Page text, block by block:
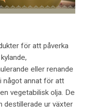
för att påverka
eller renande
något annat för att
vegetabilisk olja. De
destillerade ur växter